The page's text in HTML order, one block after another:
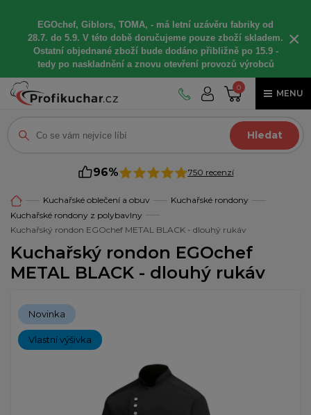
EGOchef, Giblors, TOMA, - má letní uzávěru fabriky od
28.7. do 5.9. V této době doručujeme pouze zboží skladem.
Ostatní objednané zboží bude dodáno přibližně po 15.9 -
tedy po naskladnění a znovu otevření provozů výrobců
×
0
MENU
Hledat
96% 750 recenzí
Kuchařské oblečení a obuv
Kuchařské rondony
Kuchařské rondony z polybavlny
Kuchařský rondon EGOchef METAL BLACK - dlouhý rukáv
Kuchařský rondon EGOchef
METAL BLACK - dlouhý rukáv
Novinka
Vlastní výšivka